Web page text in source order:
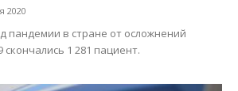
2020
пандемии в стране от осложнений
скончались 1 281 пациент.